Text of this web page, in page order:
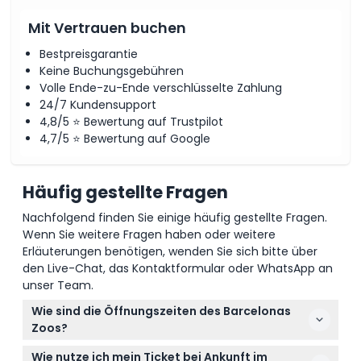
Mit Vertrauen buchen
Bestpreisgarantie
Keine Buchungsgebühren
Volle Ende-zu-Ende verschlüsselte Zahlung
24/7 Kundensupport
4,8/5 ⭐ Bewertung auf Trustpilot
4,7/5 ⭐ Bewertung auf Google
Häufig gestellte Fragen
Nachfolgend finden Sie einige häufig gestellte Fragen.
Wenn Sie weitere Fragen haben oder weitere
Erläuterungen benötigen, wenden Sie sich bitte über
den Live-Chat, das Kontaktformular oder WhatsApp an
unser Team.
Wie sind die Öffnungszeiten des Barcelonas
Zoos?
Der Barcelona Zoo hat täglich ab 10:00 Uhr
Wie nutze ich mein Ticket bei Ankunft im